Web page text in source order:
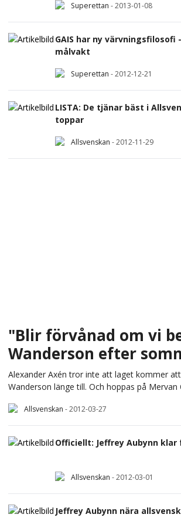
Superettan -2013-01-08
GAIS har ny
målvakt
Superettan -2012-12-21
LISTA: De tjänar bäst i
toppar
Allsvenskan -2012-11-29
"Blir förvånad om vi
Wanderson efter
Alexander Axén tror inte att laget kommer
Wanderson länge till. Och hoppas på Mervan
Allsvenskan -2012-03-27
Officiellt: Jeffrey Aubynn klar
Allsvenskan -2012-03-01
Jeffrey Aubynn nära